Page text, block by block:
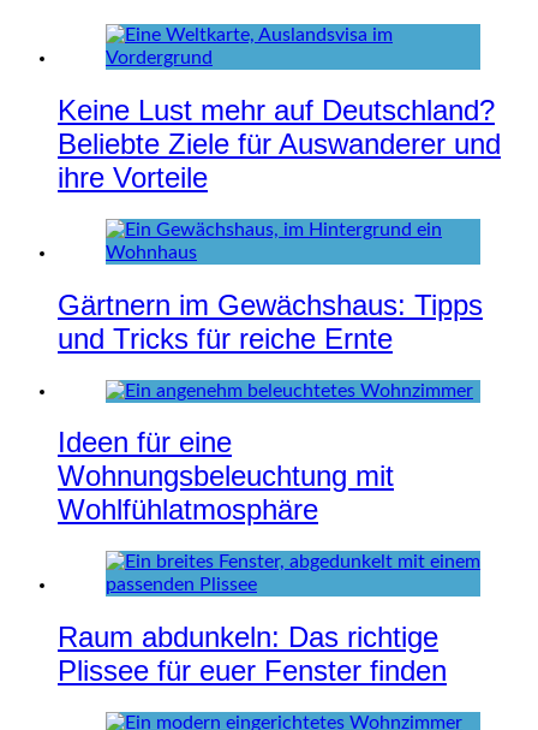
Keine Lust mehr auf Deutschland?
Beliebte Ziele für Auswanderer und
ihre Vorteile
Gärtnern im Gewächshaus: Tipps
und Tricks für reiche Ernte
Ideen für eine
Wohnungsbeleuchtung mit
Wohlfühlatmosphäre
Raum abdunkeln: Das richtige
Plissee für euer Fenster finden